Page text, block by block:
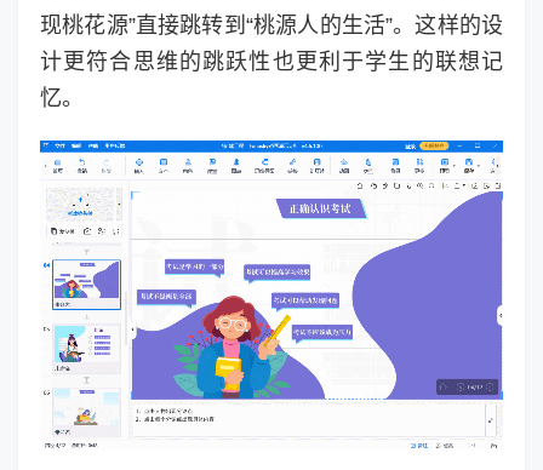
现桃花源”直接跳转到“桃源人的生活”。这样的设
计更符合思维的跳跃性也更利于学生的联想记
忆。